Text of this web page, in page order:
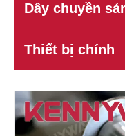
Dây chuyền
Thiết bị chính